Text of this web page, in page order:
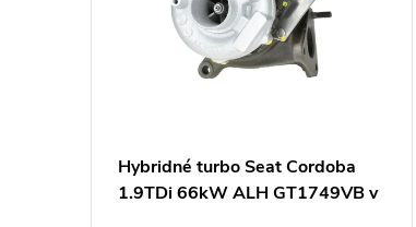
Hybridné turbo Seat Cordoba
1.9TDi 66kW ALH GT1749VB v